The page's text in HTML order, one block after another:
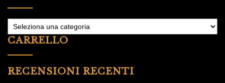
CARRELLO
RECENSIONI RECENTI